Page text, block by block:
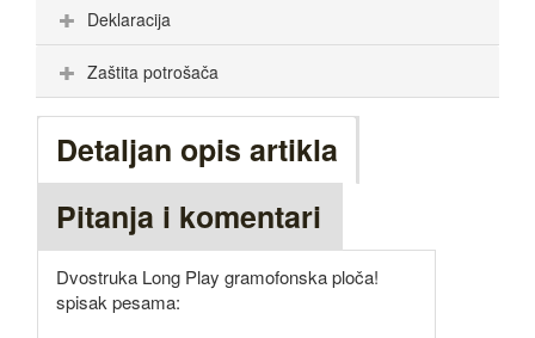
Deklaracija
Zaštita potrošača
Detaljan opis artikla
Pitanja i komentari
Dvostruka Long Play gramofonska ploča!
spisak pesama: